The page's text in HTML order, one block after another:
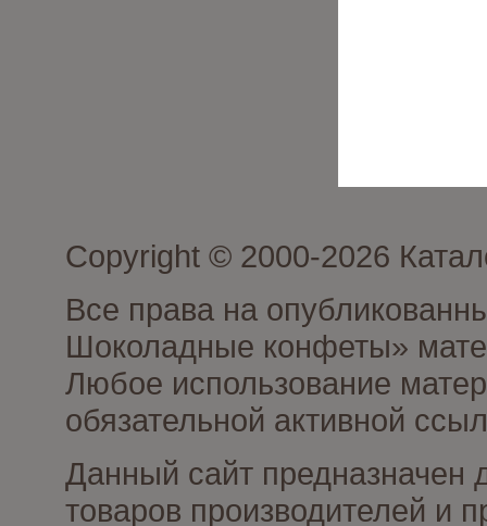
Copyright © 2000-2026
Все права на
Шоколадные конфеты»
Любое использование
обязательной активной
Данный сайт предназначен
товаров производителей и